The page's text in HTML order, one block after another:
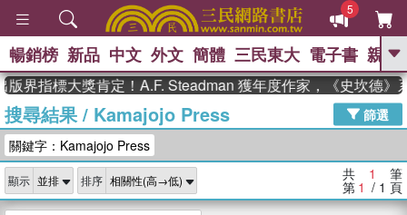
5
GO
熱搜： 東野圭吾 高希均教授回憶錄
、 The Odyssey 、 父親節 、 花開錦
李登輝時代 、 數學女孩：黎曼猜想
、
如果歷史是一
群喵 、 臺灣漫遊錄
暢銷榜 新品 中文 外文 簡體 三民東大 電子書 親子
界指標大獎肯定！A.F. Steadman 獲年度作家，《史坎德》
搜尋結果/ Kamajojo Press
篩選
關鍵字：Kamajojo Press
顯示 排序 共 1 筆
第 1 / 1 頁